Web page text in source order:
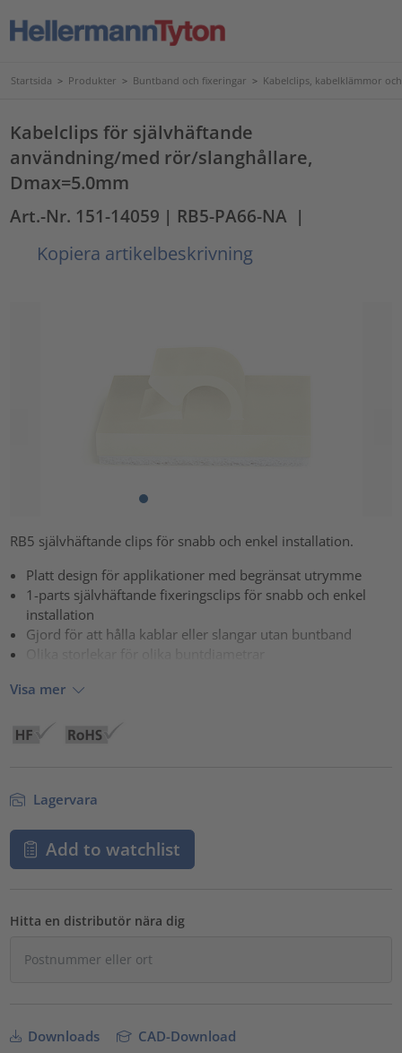
Startsida > Produkter > Buntband och fixeringar > Kabelclips, kabelklämmor
Kabelclips för självhäftande
användning/med rör/slanghållare,
Dmax=5.0mm
Art.-Nr. 151-14059 | RB5-PA66-NA |
Kopiera artikelbeskrivning
RB5 självhäftande clips för snabb och enkel installation.
Platt design för applikationer med begränsat utrymme
1-parts självhäftande fixeringsclips för snabb och enkel
installation
Gjord för att hålla kablar eller slangar utan buntband
Olika storlekar för olika buntdiametrar
Visa mer
Lagervara
Add to watchlist
Hitta en distributör nära dig
Downloads CAD-Download